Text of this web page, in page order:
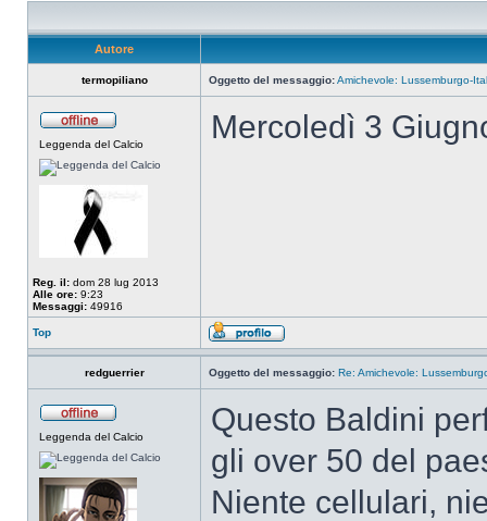
Autore
termopiliano Oggetto del messaggio:Amichevole: Lussemburgo-
Leggenda del Calcio
Reg. il: dom 28 lug 2013
Alle ore: 9:23
Messaggi: 49916
Mercoledì 3
Top
redguerrier Oggetto del messaggio: Re: Amichevole:
Leggenda del Calcio
Questo Baldini
gli over 50 del
Niente cellulari,